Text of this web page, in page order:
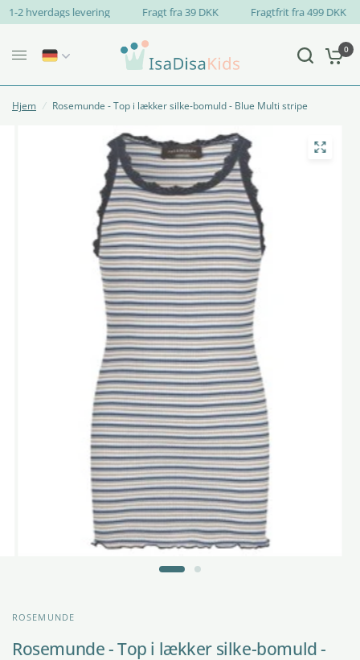
1-2 hverdags levering Fragt fra 39 DKK Fragtfrit fra 499 DKK
0
Hjem / Rosemunde - Top i lækker silke-bomuld - Blue Multi stripe
ROSEMUNDE
Rosemunde - Top i lækker silke-bomuld -